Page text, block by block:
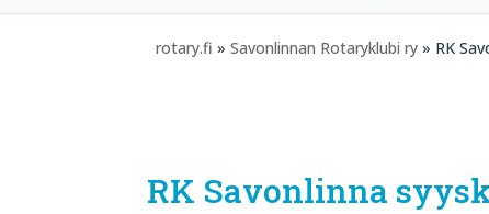
rotary.fi » Savonlinnan Rotaryklubi ry » RK
RK Savonlinna